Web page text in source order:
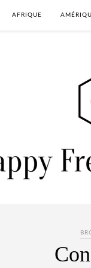
AFRIQUE